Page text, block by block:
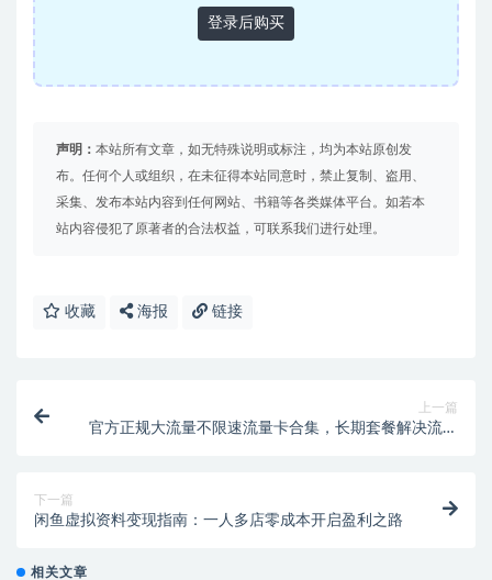
登录后购买
声明： 本站所有文章，如无特殊说明或标注，均为本站原创发
布。任何个人或组织，在未征得本站同意时，禁止复制、盗用、
采集、发布本站内容到任何网站、书籍等各类媒体平台。如若本
站内容侵犯了原著者的合法权益，可联系我们进行处理。
收藏 海报 链接
上一篇
官方正规大流量不限速流量卡合集，长期套餐解决流量
下一篇
闲鱼虚拟资料变现指南：一人多店零成本开启盈利之路
相关文章